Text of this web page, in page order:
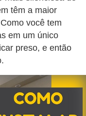
têm a maior
você tem
em um único
preso, e então